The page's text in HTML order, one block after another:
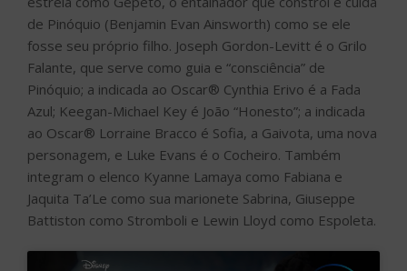
de Pinóquio (Benjamin Evan Ainsworth) como se ele
fosse seu próprio filho. Joseph Gordon-Levitt é o Grilo
Falante, que serve como guia e “consciência” de
Pinóquio; a indicada ao Oscar® Cynthia Erivo é a Fada
Azul; Keegan-Michael Key é João “Honesto”; a indicada
ao Oscar® Lorraine Bracco é Sofia, a Gaivota, uma nova
personagem, e Luke Evans é o Cocheiro. Também
integram o elenco Kyanne Lamaya como Fabiana e
Jaquita Ta’Le como sua marionete Sabrina, Giuseppe
Battiston como Stromboli e Lewin Lloyd como Espoleta.